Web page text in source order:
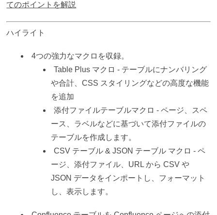
てのポイントを解説
ハイライト
4つの強力なマクロを収録。
Table Plus マクロ - テーブルにナンバリング
や合計、CSS スタイリングなどの高度な機能
を追加
添付ファイルテーブルマクロ - ページ、スペ
ース、ラベルなどに基づいて添付ファイルの
テーブルを作成します。
CSV テーブル & JSON テーブル マクロ - ペ
ージ、添付ファイル、URL から CSV や
JSON データをインポートし、フォーマット
し、表示します。